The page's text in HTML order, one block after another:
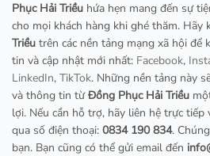
Phục Hải Triều hứa hẹn mang đến sự
cho mọi khách hàng khi ghé thăm. Hãy
Triều trên các nền tảng mạng xã hội
tin và cập nhật mới nhất: Facebook,
LinkedIn, TikTok. Những nền tảng này
và thông tin từĐồng Phục Hải Triều
lợi. Nếu cần hỗ trợ, hãy liên hệ trực tiếp
qua số điện thoại: 0834 190 834.
bạn. Bạn cũng có thể gửi email đến